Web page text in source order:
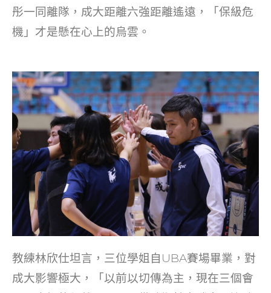
彤一同離隊，成大距離六強距離遙遠，「保級危
機」才是懸在心上的烏雲。
教練林欣仕坦言，三位學姐自UBA賽場畢業，對
成大影響極大，「以前以切傳為主，現在三個會